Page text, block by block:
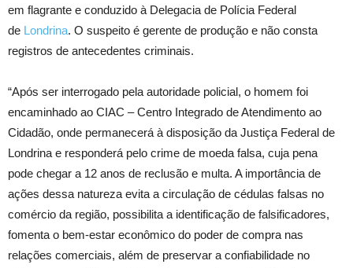
em flagrante e conduzido à Delegacia de Polícia Federal
de Londrina. O suspeito é gerente de produção e não consta
registros de antecedentes criminais.
“Após ser interrogado pela autoridade policial, o homem foi
encaminhado ao CIAC – Centro Integrado de Atendimento ao
Cidadão, onde permanecerá à disposição da Justiça Federal de
Londrina e responderá pelo crime de moeda falsa, cuja pena
pode chegar a 12 anos de reclusão e multa. A importância de
ações dessa natureza evita a circulação de cédulas falsas no
comércio da região, possibilita a identificação de falsificadores,
fomenta o bem-estar econômico do poder de compra nas
relações comerciais, além de preservar a confiabilidade no